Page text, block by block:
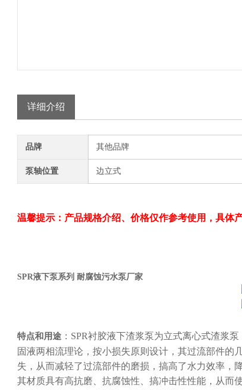
详细介绍
品牌 其他品牌
泵轴位置 边立式
温馨提示：产品规格介绍、价格仅作参考使用，具体
SPR液下泵系列 耐腐蚀污水泵厂家
特点和用途 ：SPR衬胶液下渣浆泵为立式离心式渣浆
固液两相流理论，按小损失原则设计，其过流部件的
失，从而减轻了过流部件的磨损，搞高了水力效率，
其材质具有高抗磨、抗腐蚀性、搞冲击性性能，从而